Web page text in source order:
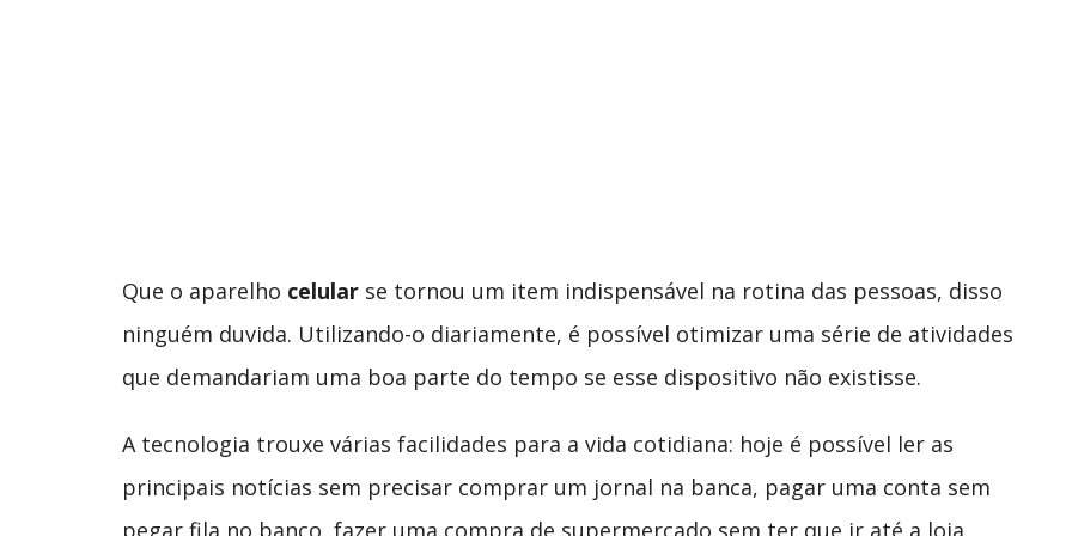
Que o aparelho celular se tornou um item indispensável na rotina das pessoas, disso
ninguém duvida. Utilizando-o diariamente, é possível otimizar uma série de atividades
que demandariam uma boa parte do tempo se esse dispositivo não existisse.
A tecnologia trouxe várias facilidades para a vida cotidiana: hoje é possível ler as
principais notícias sem precisar comprar um jornal na banca, pagar uma conta sem
pegar fila no banco, fazer uma compra de supermercado sem ter que ir até a loja